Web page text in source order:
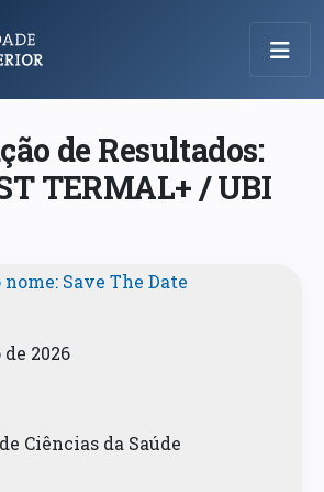
de Resultados:
TERMAL+ / UBI
2026
Ciências da Saúde